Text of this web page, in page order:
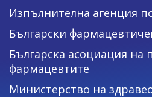
Изпълнителна агенция
Български
Българска асоциация
фармацевтите
Министерство на